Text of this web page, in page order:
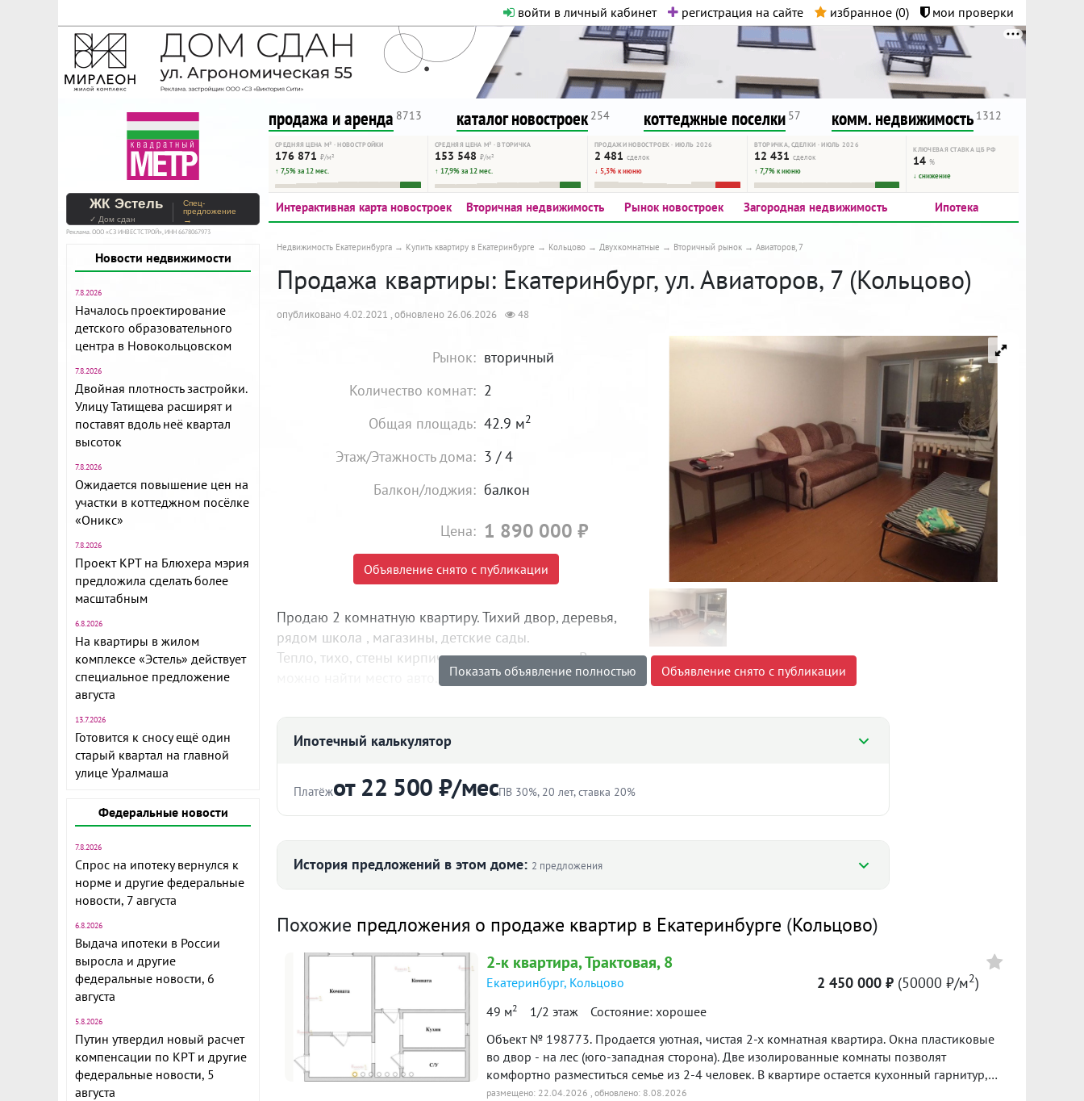
войти в личный кабинет регистрация на сайте избранное (0) мои проверки
На Метре реклама - только нормальная. Никакого шок-контента.
Помогайте независимому ресурсу, как он помогает вам. Удачи!
продажа и аренда 8713 каталог новостроек 254 коттеджные поселки 57 комм. недвижимость 1312
СРЕДНЯЯ ЦЕНА М² · НОВОСТРОЙКИ
176 871 ₽/м²
↑ 7,5% за 12 мес.
СРЕДНЯЯ ЦЕНА М² · ВТОРИЧКА
153 548 ₽/м²
↑ 17,9% за 12 мес.
ПРОДАЖИ НОВОСТРОЕК · ИЮЛЬ 2026
2 481 сделок
↓ 5,3% к июню
ВТОРИЧКА, СДЕЛКИ · ИЮЛЬ 2026
12 431 сделок
↑ 7,7% к июню
КЛЮЧЕВАЯ СТАВКА ЦБ РФ
14%
↓ снижение
ЖК Эстель
✓ Дом сдан
Спец-
предложение
→
Реклама. ООО «СЗ ИНВЕСТСТРОЙ», ИНН 6678067973
Новости недвижимости
7.8.2026
Началось проектирование
детского образовательного
центра в Новокольцовском
7.8.2026
Двойная плотность застройки.
Улицу Татищева расширят и
поставят вдоль неё квартал
высоток
7.8.2026
Ожидается повышение цен на
участки в коттеджном посёлке
«Оникс»
7.8.2026
Проект КРТ на Блюхера мэрия
предложила сделать более
масштабным
6.8.2026
На квартиры в жилом
комплексе «Эстель» действует
специальное предложение
августа
13.7.2026
Готовится к сносу ещё один
старый квартал на главной
улице Уралмаша
Федеральные новости
7.8.2026
Спрос на ипотеку вернулся к
норме и другие федеральные
новости, 7 августа
6.8.2026
Выдача ипотеки в России
выросла и другие
федеральные новости, 6
августа
5.8.2026
Путин утвердил новый расчет
компенсации по КРТ и другие
федеральные новости, 5
августа
Интерактивная карта новостроек Вторичная недвижимость Рынок новостроек Загородная недвижимость Ипотека
Недвижимость Екатеринбурга Купить квартиру в Екатеринбурге Кольцово Двухкомнатные Вторичный рынок Авиаторов, 7
Продажа квартиры: Екатеринбург, ул. Авиаторов, 7 (Кольцово)
опубликовано 4.02.2021 , обновлено 26.06.2026 48
Рынок: вторичный
Количество комнат: 2
Общая площадь: 42.9 м2
Этаж/Этажность дома: 3 / 4
Балкон/лоджия: балкон
Цена: 1 890 000 ₽
Объявление снято с публикации
Продаю 2 комнатную квартиру. Тихий двор, деревья,
рядом школа , магазины, детские сады.
Тепло, тихо, стены кирпич, никто не прописан. Всегда
ID объекта в нашей базе: 10616
Показать объявление полностью Объявление снято с публикации
Ипотечный калькулятор
Платёжот 22 500 ₽/месПВ 30%, 20 лет, ставка 20%
%
лет %
Ежемесячный платёж 22 500 ₽
Расчёт по аннуитетной формуле и является ориентировочным. Точную ставку и условия уточняйте в банке.
История предложений в этом доме: 2 предложения
Срок
1-к квартира · 30.6 м² · 3/4
6 июня 2026
90 дн.
94800 ₽/м²
2-к квартира · 42 м² · 2/4 этаж 24 июля 2013
61 дн.
в продаже 63100 ₽/м²
Похожие предложения о продаже квартир в Екатеринбурге (Кольцово)
2-к квартира, Трактовая, 8
Екатеринбург, Кольцово
49 м2 1/2 этаж Состояние: хорошее
2 450 000 ₽ (50000 ₽/м2)
Объект № 198773. Продается уютная, чистая 2-х комнатная квартира. Окна пластиковые
во двор - на лес (юго-западная сторона). Две изолированные комнаты позволят
комфортно разместиться семье из 2-4 человек. В квартире остается кухонный гарнитур,
шкафы, диваны. Установлена сейф-дверь. Во дворе есть свое парковочное место,
размещено: 22.04.2026 , обновлено: 8.08.2026